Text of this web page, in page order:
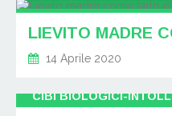
14 Aprile 2020